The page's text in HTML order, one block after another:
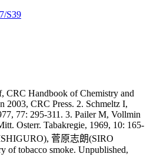
S39
Handbook of Chemistry and
2003, CRC Press. 2. Schmeltz I,
77: 295-311. 3. Pailer M, Vollmin
Osterr. Tabakregie, 1969, 10: 165-
菅原志朗(SIRO
of tobacco smoke. Unpublished,